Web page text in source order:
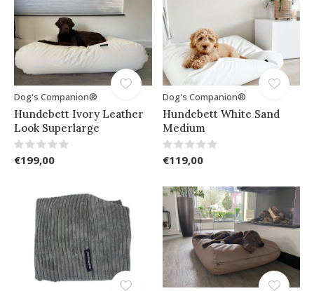
Dog's Companion®
Hundebett Ivory Leather
Look Superlarge
€199,00
Dog's Companion®
Hundebett White Sand
Medium
€119,00